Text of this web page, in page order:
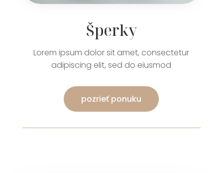
Šperky
Lorem ipsum dolor sit amet, consectetur
adipiscing elit, sed do eiusmod
pozrieť ponuku